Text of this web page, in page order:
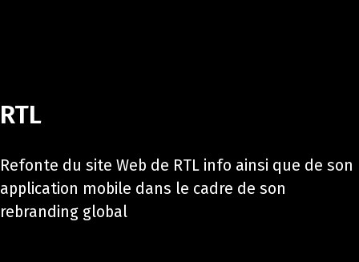
RTL
Refonte du site Web de RTL info ainsi que de son
application mobile dans le cadre de son
rebranding global